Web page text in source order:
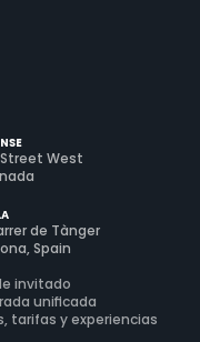
West
de Tànger
Spain
invitado
unificada
tarifas y experiencias